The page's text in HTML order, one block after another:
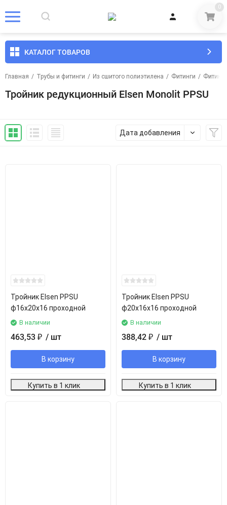
0
КАТАЛОГ ТОВАРОВ
Главная / Трубы и фитинги / Из сшитого полиэтилена / Фитинги /
Тройник редукционный Elsen Monolit PPSU
Дата добавления
Тройник Elsen PPSU
ф16х20х16 проходной
В наличии
463,53 ₽ / шт
В корзину
Купить в 1 клик
Тройник Elsen PPSU
ф20х16х16 проходной
В наличии
388,42 ₽ / шт
В корзину
Купить в 1 клик